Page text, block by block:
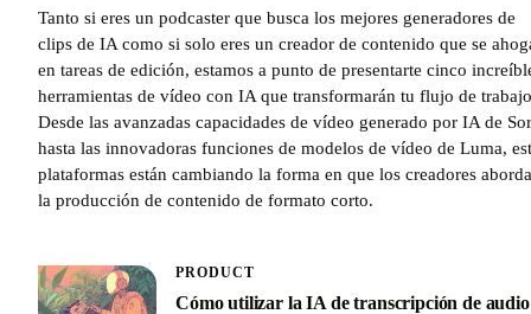
Tanto si eres un podcaster que busca los mejores generadores de
clips de IA como si solo eres un creador de contenido que se
en tareas de edición, estamos a punto de presentarte cinco
herramientas de vídeo con IA que transformarán tu flujo de
Desde las avanzadas capacidades de vídeo generado por IA de
hasta las innovadoras funciones de modelos de vídeo de Luma,
plataformas están cambiando la forma en que los creadores
la producción de contenido de formato corto.
PRODUCT
Cómo utilizar la IA de transcripción de audio